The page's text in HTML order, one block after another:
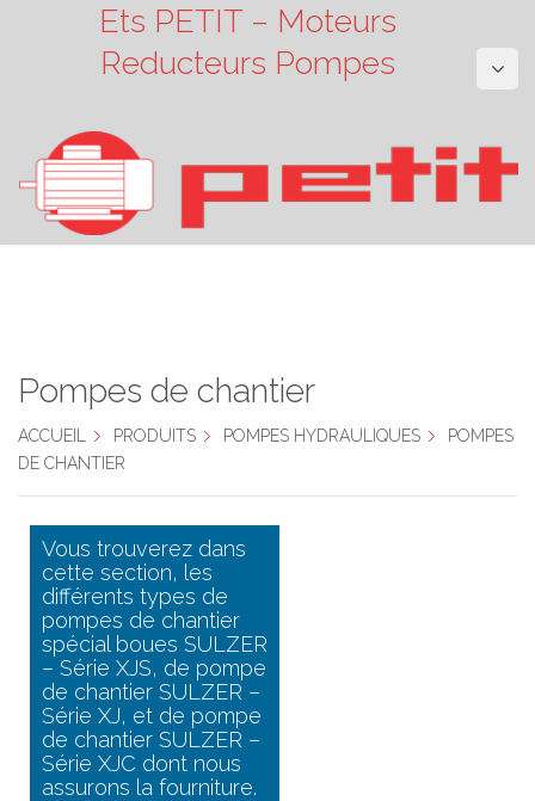
Ets PETIT – Moteurs
Reducteurs Pompes
Pompes de chantier
ACCUEIL PRODUITS POMPES HYDRAULIQUES
POMPES
DE CHANTIER
Vous trouverez dans
cette section, les
différents types de
pompes de chantier
spécial boues SULZER
– Série XJS, de pompe
de chantier SULZER –
Série XJ, et de pompe
de chantier SULZER –
Série XJC dont nous
assurons la fourniture.